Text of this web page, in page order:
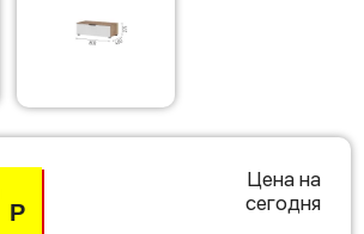
Р
Цена на
сегодня